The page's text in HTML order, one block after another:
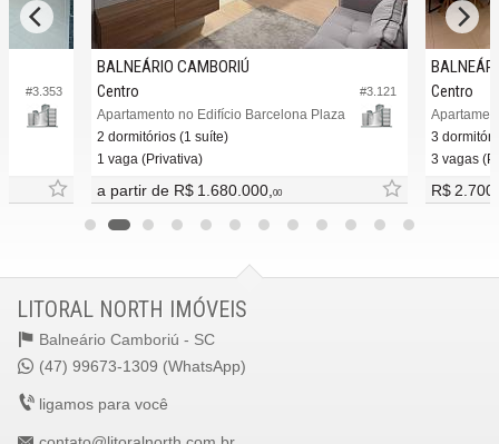
#3.353 #3.121
BALNEÁRIO CAMBORIÚ
Centro
Apartamento no Edifício Barcelona Plaza
2 dormitórios (1 suíte)
1 vaga (Privativa)
a partir de R$ 1.680.000, 00
Centro
3
3 vagas
R$
LITORAL NORTH IMÓVEIS
Balneário Camboriú - SC
(47) 99673-1309 (WhatsApp)
ligamos para você